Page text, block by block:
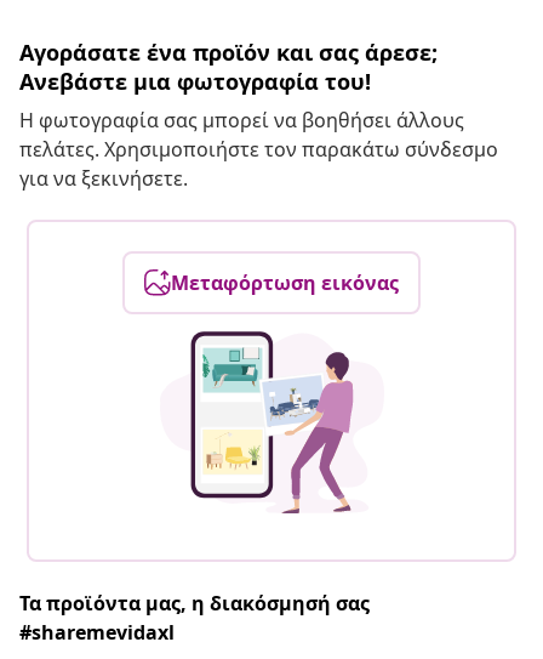
Αγοράσατε ένα προϊόν και σας άρεσε;
Ανεβάστε μια φωτογραφία του!
Η φωτογραφία σας μπορεί να βοηθήσει άλλους
πελάτες. Χρησιμοποιήστε τον παρακάτω σύνδεσμο
για να ξεκινήσετε.
Μεταφόρτωση εικόνας
Τα προϊόντα μας, η διακόσμησή σας
#sharemevidaxl